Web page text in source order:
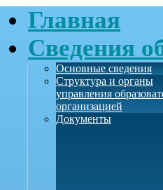
Главная
Сведения
Основные сведения
Структура и органы
управления
организацией
Документы